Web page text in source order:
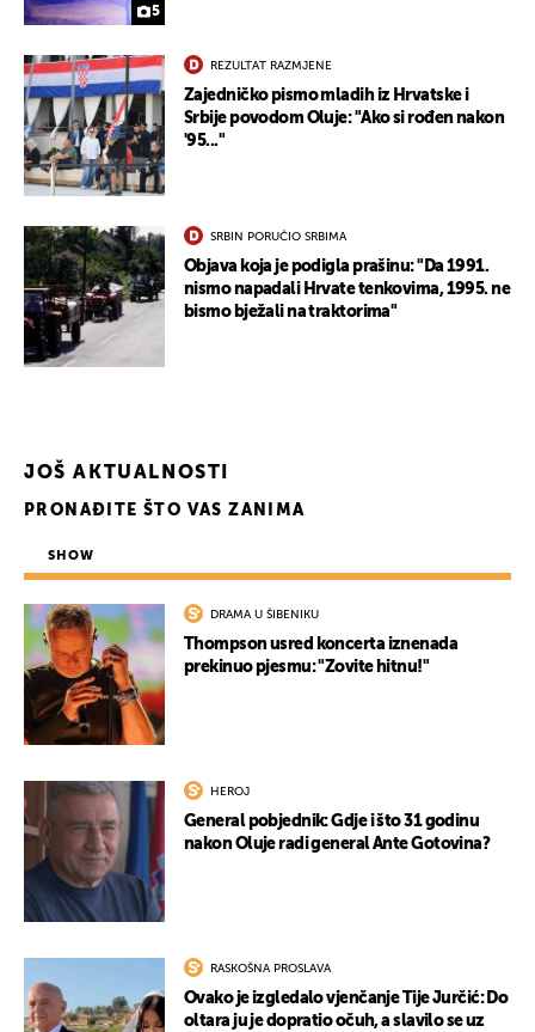
5
REZULTAT RAZMJENE
Zajedničko pismo mladih iz Hrvatske i
Srbije povodom Oluje: "Ako si rođen nakon
'95..."
SRBIN PORUČIO SRBIMA
Objava koja je podigla prašinu: "Da 1991.
nismo napadali Hrvate tenkovima, 1995. ne
bismo bježali na traktorima"
JOŠ AKTUALNOSTI
PRONAĐITE ŠTO VAS ZANIMA
SHOW
DRAMA U ŠIBENIKU
Thompson usred koncerta iznenada
prekinuo pjesmu: "Zovite hitnu!"
HEROJ
General pobjednik: Gdje i što 31 godinu
nakon Oluje radi general Ante Gotovina?
RASKOŠNA PROSLAVA
Ovako je izgledalo vjenčanje Tije Jurčić: Do
oltara ju je dopratio očuh, a slavilo se uz